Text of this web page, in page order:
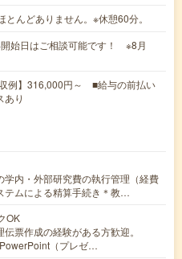
んどありません。※休憩60分。
始日はご相談可能です！ ※8月
例】316,000円～ ■給与の前払い
あり
学内・外部研究費の執行管理（経費
テムによる精算手続き＊教…
OK
票作成の経験がある方歓迎。
（プレゼ…